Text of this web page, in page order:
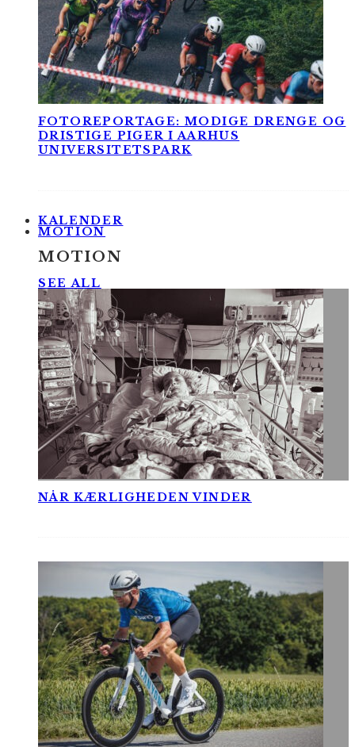
FOTOREPORTAGE: MODIGE DRENGE OG
DRISTIGE PIGER I AARHUS
UNIVERSITETSPARK
KALENDER
MOTION
MOTION
SEE ALL
NÅR KÆRLIGHEDEN VINDER